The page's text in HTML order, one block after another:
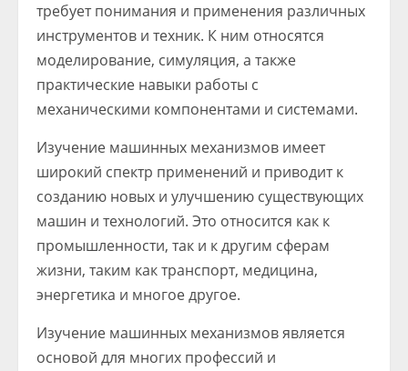
требует понимания и применения различных
инструментов и техник. К ним относятся
моделирование, симуляция, а также
практические навыки работы с
механическими компонентами и системами.
Изучение машинных механизмов имеет
широкий спектр применений и приводит к
созданию новых и улучшению существующих
машин и технологий. Это относится как к
промышленности, так и к другим сферам
жизни, таким как транспорт, медицина,
энергетика и многое другое.
Изучение машинных механизмов является
основой для многих профессий и